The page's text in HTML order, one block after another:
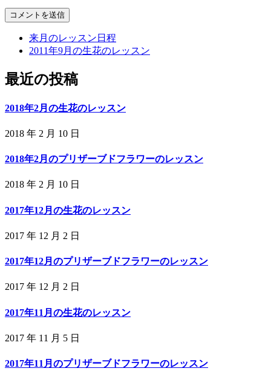
来月のレッスン日程
2011年9月の生花のレッスン
最近の投稿
2018年2月の生花のレッスン
2018 年 2 月 10 日
2018年2月のプリザーブドフラワーのレッスン
2018 年 2 月 10 日
2017年12月の生花のレッスン
2017 年 12 月 2 日
2017年12月のプリザーブドフラワーのレッスン
2017 年 12 月 2 日
2017年11月の生花のレッスン
2017 年 11 月 5 日
2017年11月のプリザーブドフラワーのレッスン